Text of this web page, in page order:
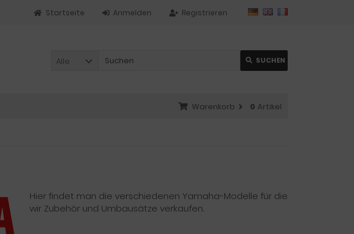
Registrieren
Anmelden
Startseite
Alle SUCHEN
Warenkorb 0 Artikel
Hier findet man die verschiedenen Yamaha-Modelle für die
wir Zubehör und Umbausätze verkaufen.